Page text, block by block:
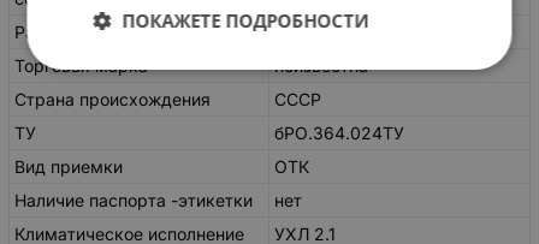
Рабочее положение
любое
Торговая марка
неизвестна
Страна происхождения
СССР
ТУ
бРО.364.024ТУ
Вид приемки
ОТК
Наличие паспорта -этикетки
нет
Климатическое исполнение
УХЛ 2.1
ПОКАЖЕТЕ ПОДРОБНОСТИ